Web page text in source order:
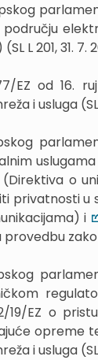
L 201, 31. 7.
EZ od 16.
i usluga (SL
o
privatnosti
i
19/EZ o
opreme
i usluga (SL